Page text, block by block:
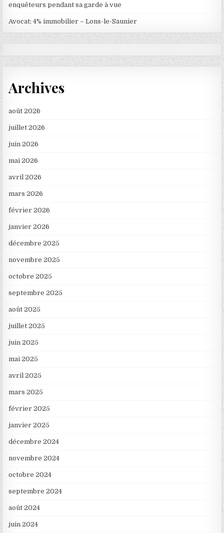
enquêteurs pendant sa garde à vue
Avocat; 4% immobilier – Lons-le-Saunier
Archives
août 2026
juillet 2026
juin 2026
mai 2026
avril 2026
mars 2026
février 2026
janvier 2026
décembre 2025
novembre 2025
octobre 2025
septembre 2025
août 2025
juillet 2025
juin 2025
mai 2025
avril 2025
mars 2025
février 2025
janvier 2025
décembre 2024
novembre 2024
octobre 2024
septembre 2024
août 2024
juin 2024